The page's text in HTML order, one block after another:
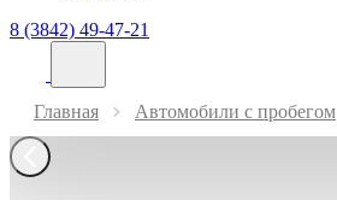
8 (3842) 49-47-21
Главная Автомобили с пробегом